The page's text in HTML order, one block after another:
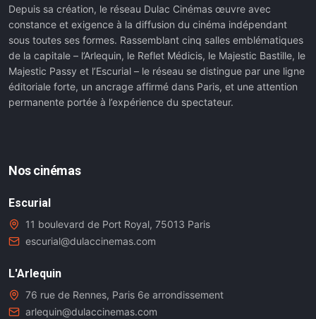
Depuis sa création, le réseau Dulac Cinémas œuvre avec
constance et exigence à la diffusion du cinéma indépendant
sous toutes ses formes. Rassemblant cinq salles emblématiques
de la capitale – l’Arlequin, le Reflet Médicis, le Majestic Bastille, le
Majestic Passy et l’Escurial – le réseau se distingue par une ligne
éditoriale forte, un ancrage affirmé dans Paris, et une attention
permanente portée à l’expérience du spectateur.
Nos cinémas
Escurial
11 boulevard de Port Royal, 75013 Paris
escurial@dulaccinemas.com
L'Arlequin
76 rue de Rennes, Paris 6e arrondissement
arlequin@dulaccinemas.com